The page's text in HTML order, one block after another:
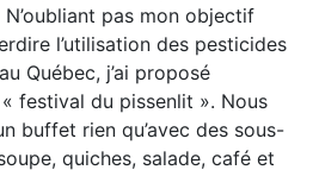
pas mon objectif
l’utilisation des pesticides
Québec, j’ai proposé
festival du pissenlit ». Nous
buffet rien qu’avec des sous-
quiches, salade, café et